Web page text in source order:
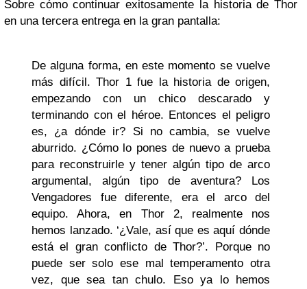
Sobre cómo continuar exitosamente la historia de Thor
en una tercera entrega en la gran pantalla:
De alguna forma, en este momento se vuelve
más difícil. Thor 1 fue la historia de origen,
empezando con un chico descarado y
terminando con el héroe. Entonces el peligro
es, ¿a dónde ir? Si no cambia, se vuelve
aburrido. ¿Cómo lo pones de nuevo a prueba
para reconstruirle y tener algún tipo de arco
argumental, algún tipo de aventura? Los
Vengadores fue diferente, era el arco del
equipo. Ahora, en Thor 2, realmente nos
hemos lanzado. ‘¿Vale, así que es aquí dónde
está el gran conflicto de Thor?’. Porque no
puede ser solo ese mal temperamento otra
vez, que sea tan chulo. Eso ya lo hemos